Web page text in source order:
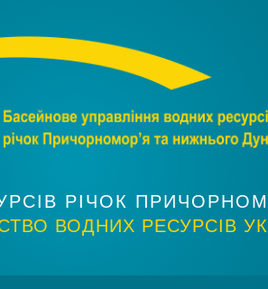
РІЧОК
ВОДНИХ РЕСУРСІВ